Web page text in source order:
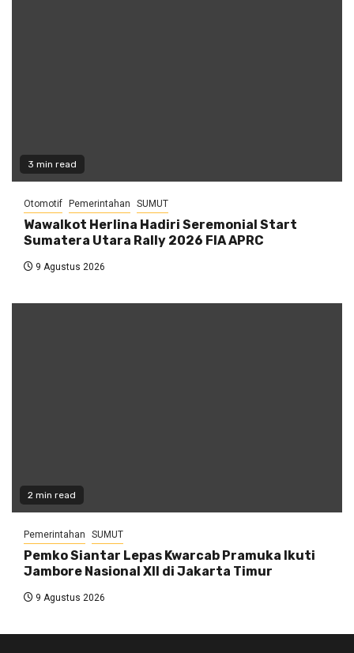
3 min read
Otomotif Pemerintahan SUMUT
Wawalkot Herlina Hadiri Seremonial Start
Sumatera Utara Rally 2026 FIA APRC
9 Agustus 2026
2 min read
Pemerintahan SUMUT
Pemko Siantar Lepas Kwarcab Pramuka Ikuti
Jambore Nasional XII di Jakarta Timur
9 Agustus 2026